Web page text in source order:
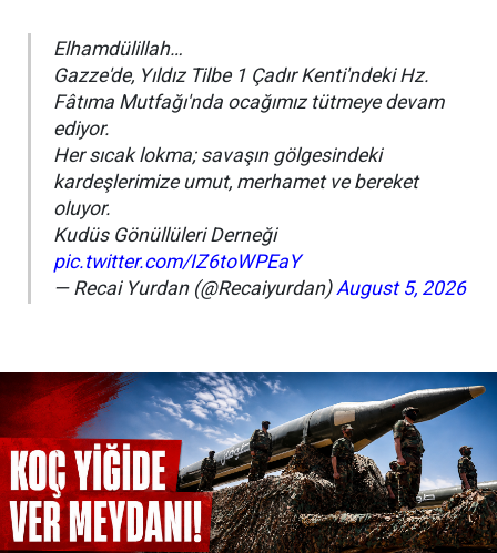
Elhamdülillah…
Gazze'de, Yıldız Tilbe 1 Çadır Kenti'ndeki Hz.
Fâtıma Mutfağı'nda ocağımız tütmeye devam
ediyor.
Her sıcak lokma; savaşın gölgesindeki
kardeşlerimize umut, merhamet ve bereket
oluyor.
Kudüs Gönüllüleri Derneği
pic.twitter.com/IZ6toWPEaY
— Recai Yurdan (@Recaiyurdan) August 5, 2026